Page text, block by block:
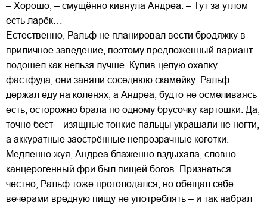
– Хорошо, – смущённо кивнула Андреа. – Тут за углом
есть ларёк…
Естественно, Ральф не планировал вести бродяжку в
приличное заведение, поэтому предложенный вариант
подошёл как нельзя лучше. Купив целую охапку
фастфуда, они заняли соседнюю скамейку: Ральф
держал еду на коленях, а Андреа, будто не осмеливаясь
есть, осторожно брала по одному брусочку картошки. Да,
точно бест – изящные тонкие пальцы украшали не ногти,
а аккуратные заострённые непрозрачные коготки.
Медленно жуя, Андреа блаженно вздыхала, словно
канцерогенный фри был пищей богов. Признаться
честно, Ральф тоже проголодался, но обещал себе
вечерами вредную пищу не употреблять – и так набрал